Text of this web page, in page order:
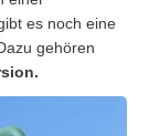
es noch eine
gehören